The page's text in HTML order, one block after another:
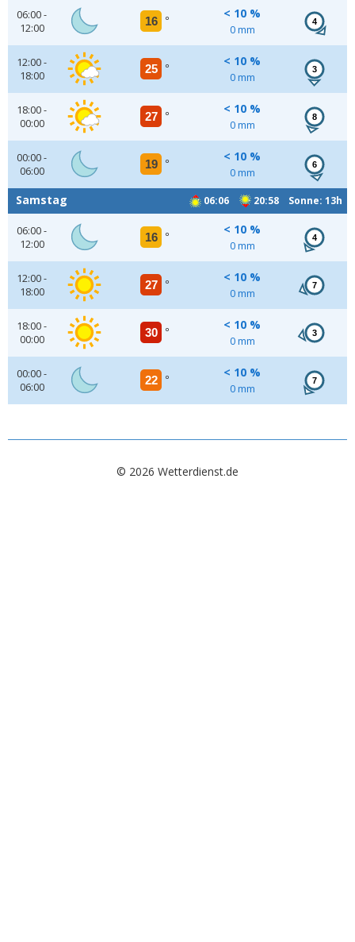
06:00 -
12:00
16 °
< 10 %
0 mm
4
12:00 -
18:00
25 °
< 10 %
0 mm
3
18:00 -
00:00
27 °
< 10 %
0 mm
8
00:00 -
06:00
19 °
< 10 %
0 mm
6
06:06 20:58 Sonne: 13h
Samstag
06:00 -
12:00
16 °
< 10 %
0 mm
4
12:00 -
18:00
27 °
< 10 %
0 mm
7
18:00 -
00:00
30 °
< 10 %
0 mm
3
00:00 -
06:00
22 °
< 10 %
0 mm
7
© 2026 Wetterdienst.de